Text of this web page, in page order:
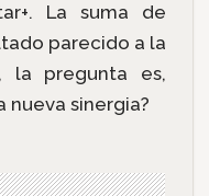
La suma de
parecido a la
la pregunta es,
nueva sinergia?